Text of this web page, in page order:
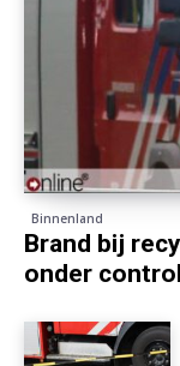
Binnenland
Brand bij
onder